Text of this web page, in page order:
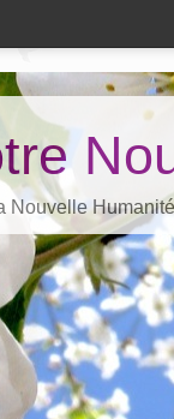
Nouvelle Humanité